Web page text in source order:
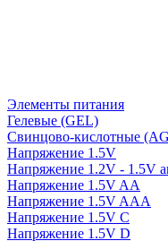
Элементы питания
Гелевые (GEL)
Свинцово-кислотные
Напряжение 1.5V
Напряжение 1.2V - 1.5V
Напряжение 1.5V AA
Напряжение 1.5V AAA
Напряжение 1.5V C
Напряжение 1.5V D